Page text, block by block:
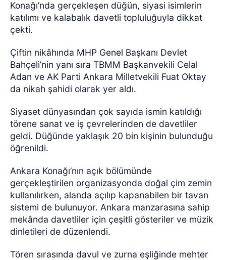
Konağı’nda gerçekleşen düğün, siyasi isimlerin
katılımı ve kalabalık davetli topluluğuyla dikkat
çekti.
Çiftin nikâhında MHP Genel Başkanı Devlet
Bahçeli’nin yanı sıra TBMM Başkanvekili Celal
Adan ve AK Parti Ankara Milletvekili Fuat Oktay
da nikah şahidi olarak yer aldı.
Siyaset dünyasından çok sayıda ismin katıldığı
törene sanat ve iş çevrelerinden de davetliler
geldi. Düğünde yaklaşık 20 bin kişinin bulunduğu
öğrenildi.
Ankara Konağı’nın açık bölümünde
gerçekleştirilen organizasyonda doğal çim zemin
kullanılırken, alanda açılıp kapanabilen bir tavan
sistemi de bulunuyor. Ankara manzarasına sahip
mekânda davetliler için çeşitli gösteriler ve müzik
dinletileri de düzenlendi.
Tören sırasında davul ve zurna eşliğinde mehter